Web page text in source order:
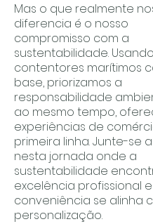
Mas o que realmente
diferencia é o nosso
compromisso com a
sustentabilidade. Usando
contentores marítimos
base, priorizamos a
responsabilidade
ao mesmo tempo,
experiências de
primeira linha. Junte-se
nesta jornada onde a
sustentabilidade
excelência profissional
conveniência se alinha
personalização.